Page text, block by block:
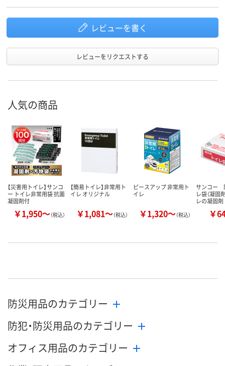
レビューを書く
レビューをリクエストする
人気の商品
【災害用トイレ】サンコ
ー トイレ非常用袋 抗菌
凝固剤付
￥1,950～（税込）
【簡易トイレ】非常用ト
イレ オリジナル
￥1,081～（税込）
ピースアップ 非常用ト
イレ
￥1,320～（税込）
サンコー
レ袋（凝固
レの凝固剤
￥
防災用品のカテゴリー
防犯・防災用品のカテゴリー
オフィス用品のカテゴリー